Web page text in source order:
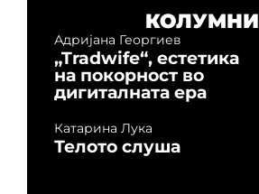
КОЛУМНИ
Адријана Георгиев
„Tradwife“, естетика
на покорност во
дигиталната ера
Катарина Лука
Телото слуша